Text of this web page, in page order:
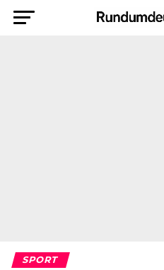
SPORT